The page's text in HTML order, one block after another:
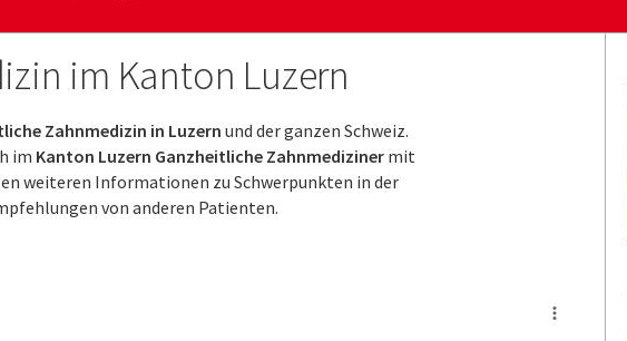
im Kanton Luzern
Zahnmedizin in Luzernund der ganzen Schweiz.
im Kanton Luzern Ganzheitliche Zahnmediziner mit
weiteren Informationen zu Schwerpunkten in der
von anderen Patienten.